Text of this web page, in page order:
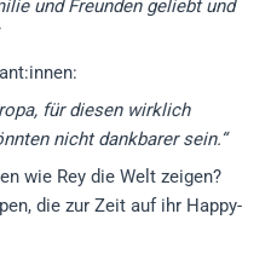
und Freunden geliebt und
für diesen wirklich
nicht dankbarer sein.“
wie Rey die Welt zeigen?
die zur Zeit auf ihr Happy-